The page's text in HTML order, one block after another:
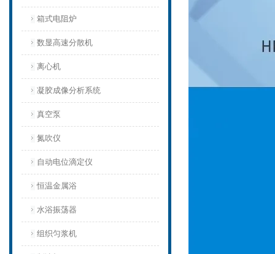
箱式电阻炉
数显高速分散机
离心机
凝胶成像分析系统
真空泵
氮吹仪
自动电位滴定仪
恒温金属浴
水浴振荡器
组织匀浆机